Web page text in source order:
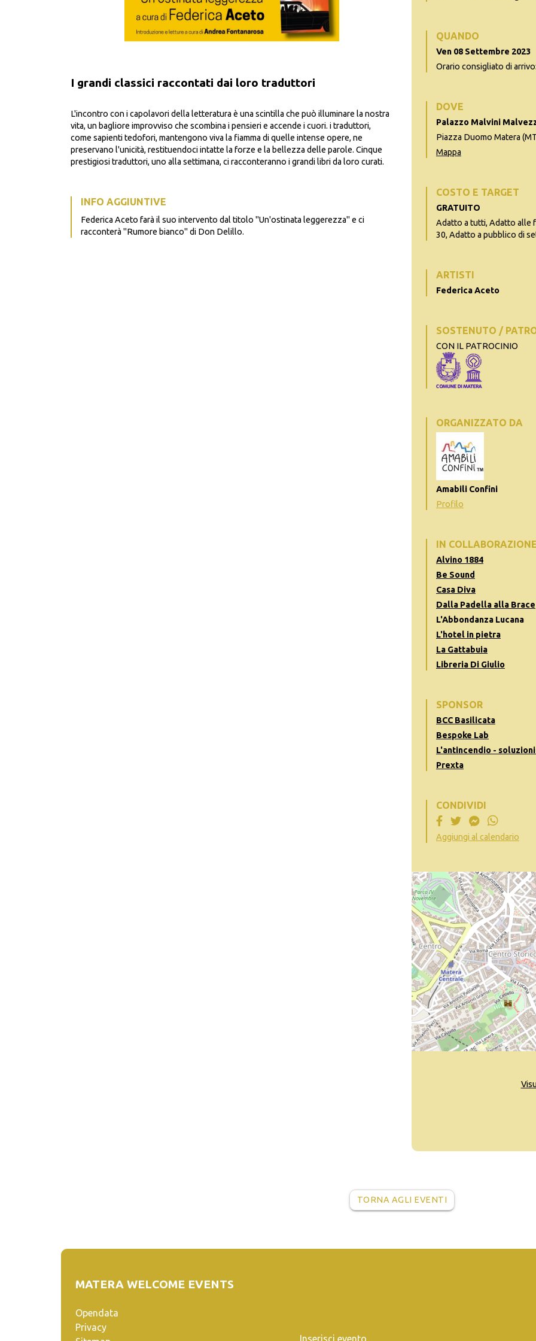
I grandi classici raccontati dai loro traduttori
L'incontro con i capolavori della letteratura è una scintilla che può illuminare la nostra
vita, un bagliore improvviso che scombina i pensieri e accende i cuori. i traduttori,
come sapienti tedofori, mantengono viva la fiamma di quelle intense opere, ne
preservano l'unicità, restituendoci intatte la forze e la bellezza delle parole. Cinque
prestigiosi traduttori, uno alla settimana, ci racconteranno i grandi libri da loro curati.
INFO AGGIUNTIVE
Federica Aceto farà il suo intervento dal titolo "Un'ostinata leggerezza" e ci
racconterà "Rumore bianco" di Don Delillo.
QUANDO
Ven 08 Settembre 2023
Orario consigliato di
DOVE
Palazzo Malvini
Piazza Duomo Matera
Mappa
COSTO E TARGET
GRATUITO
Adatto a tutti, Adatto alle
30, Adatto a pubblico di
ARTISTI
Federica Aceto
SOSTENUTO /
CON IL PATROCINIO
ORGANIZZATO DA
Amabili Confini
Profilo
IN
Alvino 1884
Be Sound
Casa Diva
Dalla Padella alla Brace
L'Abbondanza Lucana
L'hotel in pietra
La Gattabuia
Libreria Di Giulio
SPONSOR
BCC Basilicata
Bespoke Lab
L'antincendio -
Prexta
CONDIVIDI
Aggiungi al calendario
TORNA AGLI EVENTI
MATERA WELCOME EVENTS
Opendata
Privacy
Inserisci evento